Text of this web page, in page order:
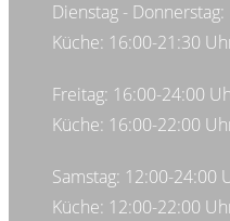
Dienstag -
Küche: 16:00-21:30
Freitag: 16:00-24:00
Küche: 16:00-22:00
Samstag: 12:00-24:00
Küche: 12:00-22:00